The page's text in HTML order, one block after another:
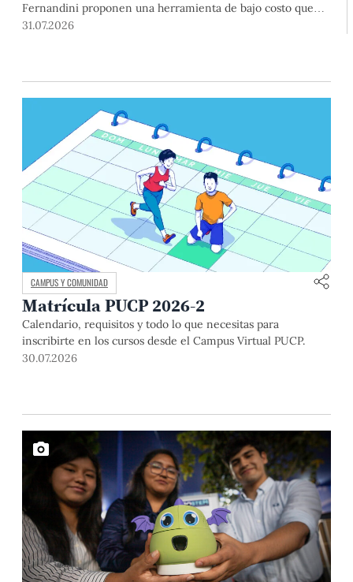
Fernandini proponen una herramienta de bajo costo que
combina datos abiertos, mapas, sistemas de información
31.07.2026
CAMPUS Y COMUNIDAD
Matrícula PUCP 2026-2
Calendario, requisitos y todo lo que necesitas para
inscribirte en los cursos desde el Campus Virtual PUCP.
30.07.2026